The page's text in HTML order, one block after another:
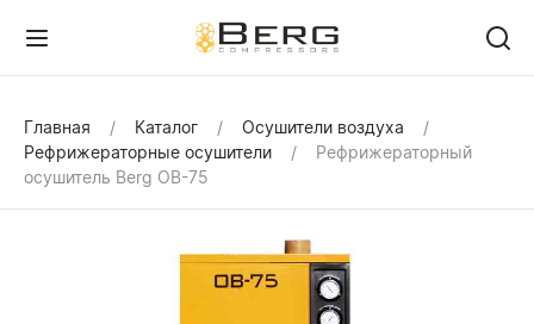
Главная Каталог
Осушители воздуха
Рефрижераторные осушители
Рефрижераторный
осушитель Berg OB-75